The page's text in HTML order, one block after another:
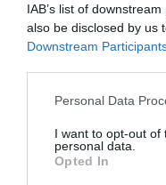
IAB’s list of
also be disclosed by us
Downstream
Personal Data
I want to opt-out of
personal data.
Opted In
républicains, guidés
Lindsay Graham.
Blanche, Robert
amendement de la